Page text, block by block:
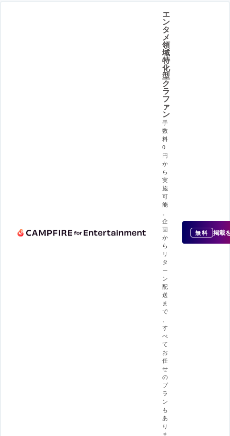
エ
ン
タ
メ
領
域
特
化
型
ク
ラ
フ
ァ
ン
手
数
料
0
円
か
ら
実
施
可
能
。
企
画
か
ら
リ
タ
ー
ン
配
送
ま
で
、
す
べ
て
お
任
せ
の
プ
ラ
ン
も
あ
り
ま
無料 掲載